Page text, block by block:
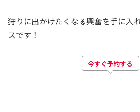
狩りに出かけたくなる興奮を手に入
スです！
今すぐ予約する